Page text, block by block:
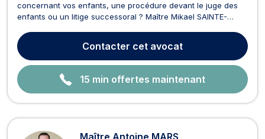
concernant vos enfants, une procédure devant le juge des
enfants ou un litige successoral ? Maître Mikael SAINTE-
réactivité pour protéger vos droits et ceux de votre
famille.Maître Mikael SAINTE-CROIX est avocat au barreau de
Bo...
Contacter cet avocat
15 min offertes maintenant